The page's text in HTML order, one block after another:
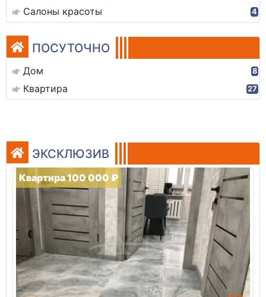
Салоны красоты 4
ПОСУТОЧНО
Дом 8
Квартира 27
ЭКСКЛЮЗИВ
Квартира 100 000 ₽